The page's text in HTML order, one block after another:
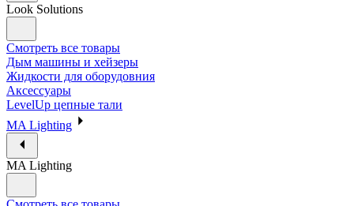
Look Solutions
Смотреть все товары
Дым машины и хейзеры
Жидкости для оборудовния
Аксессуары
LevelUp цепные тали
MA Lighting
MA Lighting